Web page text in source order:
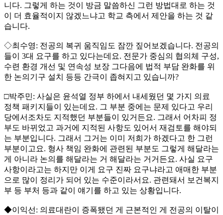
니다. 그렇게 하는 것이 방금 말씀하신 그런 방법대로 하는 것
이 더 효율적이지 않겠느냐고 학교 측에서 제안을 하는 것 같
습니다.
◇최수영: 전공의 복귀 움직임도 잠깐 짚어보겠습니다. 전공의
들이 3대 요구를 하고 있다는데요. 전문가 중심의 협의체 구성,
수련 환경 개선 및 연속성 보장 그다음에 법적 부담 완화를 위
한 논의기구 설치 등등 간극이 좁혀지고 있습니까?
□박주민: 사실은 윤석열 정부 하에서 내세웠던 몇 가지 의료
정책 패키지들이 있는데요. 그 부분 중에는 문제 있다고 우리
당에서조차도 지적했던 부분들이 있거든요. 그래서 어차피 정
부도 바뀌었고 과거에 지적된 사항도 있어서 재검토를 해야되
는 부분입니다. 그래서 그거는 이미 저희가 하겠다고 한 그런
부분이고요. 형사 책임 완화에 관련된 부분도 그렇게 해달라는
게 아니라 논의를 해달라는 거 해달라는 거거든요. 사실 요구
사항이라고는 하지만 이게 요구 진짜 요구냐라고 애매한 부분
으로 많이 정리가 되어 있는 수준이라서요. 관련돼서 보건복지
부 등 부처 등과 같이 얘기를 하고 있는 상황입니다.
◆이익선: 의료대란이 증폭됐던 게 근본적인 게 전공의 이탈이